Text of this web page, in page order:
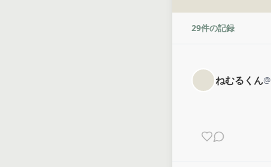
29件の記録
ねむるくん@